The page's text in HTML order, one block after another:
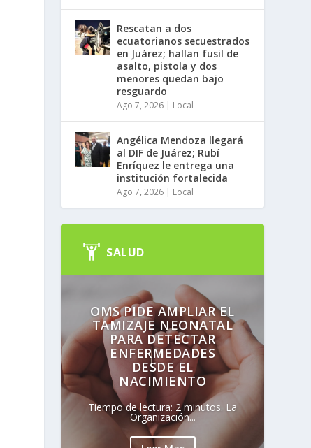
Rescatan a dos
ecuatorianos secuestrados
en Juárez; hallan fusil de
asalto, pistola y dos
menores quedan bajo
resguardo
Ago 7, 2026 | Local
Angélica Mendoza llegará
al DIF de Juárez; Rubí
Enríquez le entrega una
institución fortalecida
Ago 7, 2026 | Local
SALUD
OMS PIDE AMPLIAR EL
TAMIZAJE NEONATAL
PARA DETECTAR
ENFERMEDADES
DESDE EL
NACIMIENTO
Tiempo de lectura: 2 minutos. La
Organización...